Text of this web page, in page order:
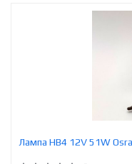
Лампа HB4 12V 51W